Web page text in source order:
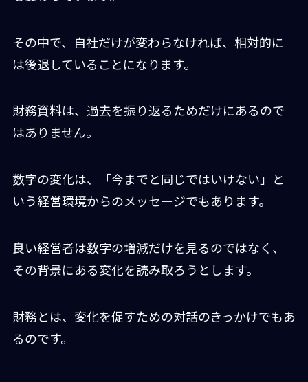
その中で、自社だけが変わらなければ、相対的に
は後退していることになります。
財務資料は、過去を振り返るためだけにあるので
はありません。
数字の変化は、「今までと同じではいけない」と
いう経営環境からのメッセージでもあります。
良い経営者は数字の増減だけを見るのではなく、
その背景にある変化を読み取ろうとします。
財務とは、変化を促すための対話のきっかけでもあ
るのです。